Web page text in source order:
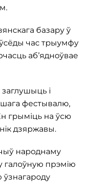
базару ў
час трыумфу
аб’ядноўвае
заглушыць і
фестывалю,
грыміць на ўсю
дзяржавы.
народнаму
галоўную прэмію